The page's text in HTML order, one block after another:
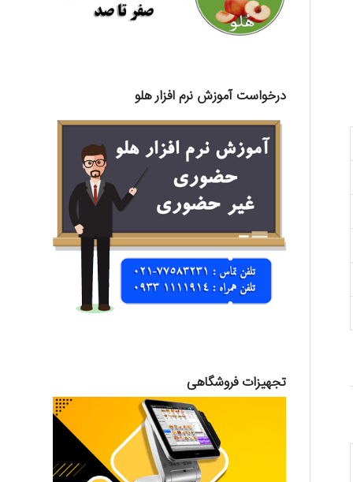
درخواست آموزش نرم افزار هلو
تجهیزات فروشگاهی